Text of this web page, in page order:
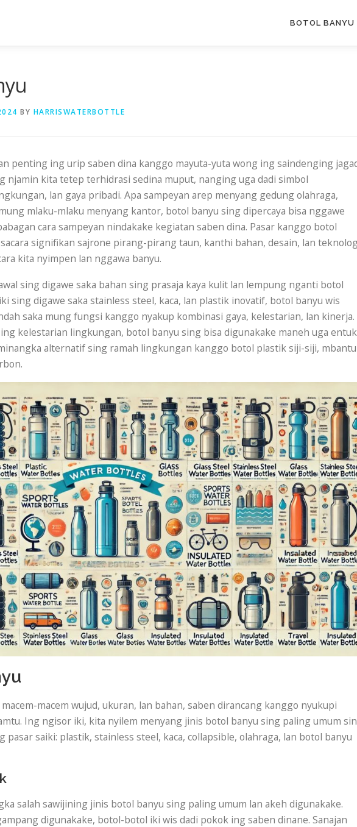
BOTOL BANYU
BY HARRISWATERBOTTLE
penting ing urip saben dina kanggo mayuta-yuta wong ing saindenging
njamin kita tetep terhidrasi sedina muput, nanging uga dadi simbol
lan gaya pribadi. Apa sampeyan arep menyang gedung olahraga,
mlaku-mlaku menyang kantor, botol banyu sing dipercaya bisa nggawe
cara sampeyan nindakake kegiatan saben dina. Pasar kanggo botol
signifikan sajrone pirang-pirang taun, kanthi bahan, desain, lan
kita nyimpen lan nggawa banyu.
sing digawe saka bahan sing prasaja kaya kulit lan lempung nganti botol
sing digawe saka stainless steel, kaca, lan plastik inovatif, botol banyu wis
saka mung fungsi kanggo nyakup kombinasi gaya, kelestarian, lan kinerja.
kelestarian lingkungan, botol banyu sing bisa digunakake maneh uga entuk
alternatif sing ramah lingkungan kanggo botol plastik siji-siji, mbantu
macem wujud, ukuran, lan bahan, saben dirancang kanggo nyukupi
Ing ngisor iki, kita nyilem menyang jinis botol banyu sing paling umum
pasar saiki: plastik, stainless steel, kaca, collapsible, olahraga, lan botol banyu
salah sawijining jinis botol banyu sing paling umum lan akeh digunakake.
digunakake, botol-botol iki wis dadi pokok ing saben dinane. Sanajan